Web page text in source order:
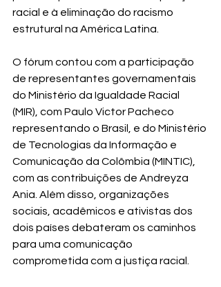
racial e à eliminação do racismo
estrutural na América Latina.
O fórum contou com a participação
de representantes governamentais
do Ministério da Igualdade Racial
(MIR), com Paulo Victor Pacheco
representando o Brasil, e do Ministério
de Tecnologias da Informação e
Comunicação da Colômbia (MINTIC),
com as contribuições de Andreyza
Ania. Além disso, organizações
sociais, acadêmicos e ativistas dos
dois países debateram os caminhos
para uma comunicação
comprometida com a justiça racial.